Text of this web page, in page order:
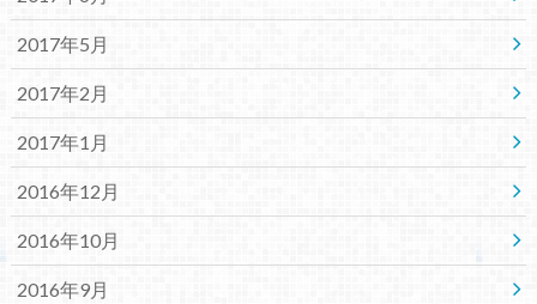
2017年5月
2017年2月
2017年1月
2016年12月
2016年10月
2016年9月